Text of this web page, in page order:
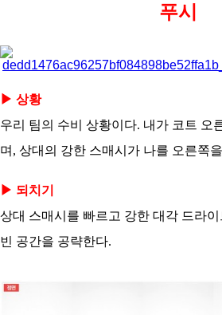
푸시
▶ 상황
우리 팀의 수비 상황이다. 내가 코트 오
며, 상대의 강한 스매시가 나를 오른쪽
▶ 되치기
상대 스매시를 빠르고 강한 대각 드라
빈 공간을 공략한다.